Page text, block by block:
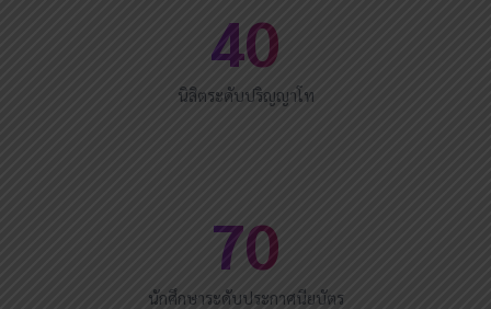
40
นิสิตระดับปริญญาโท
70
นักศึกษาระดับประกาศนียบัตร